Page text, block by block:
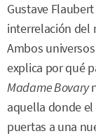
Gustave
interrelación del
Ambos
explica por qué
Madame Bovary
aquella donde
puertas a una